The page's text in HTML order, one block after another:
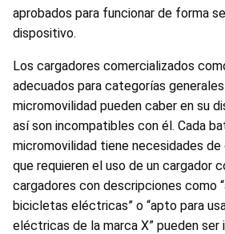
aprobados para funcionar de forma
dispositivo.
Los cargadores comercializados
adecuados para categorías
micromovilidad pueden caber en su
así son incompatibles con él. Cada
micromovilidad tiene necesidades
que requieren el uso de un cargador
cargadores con descripciones como
bicicletas eléctricas” o “apto para
eléctricas de la marca X” pueden